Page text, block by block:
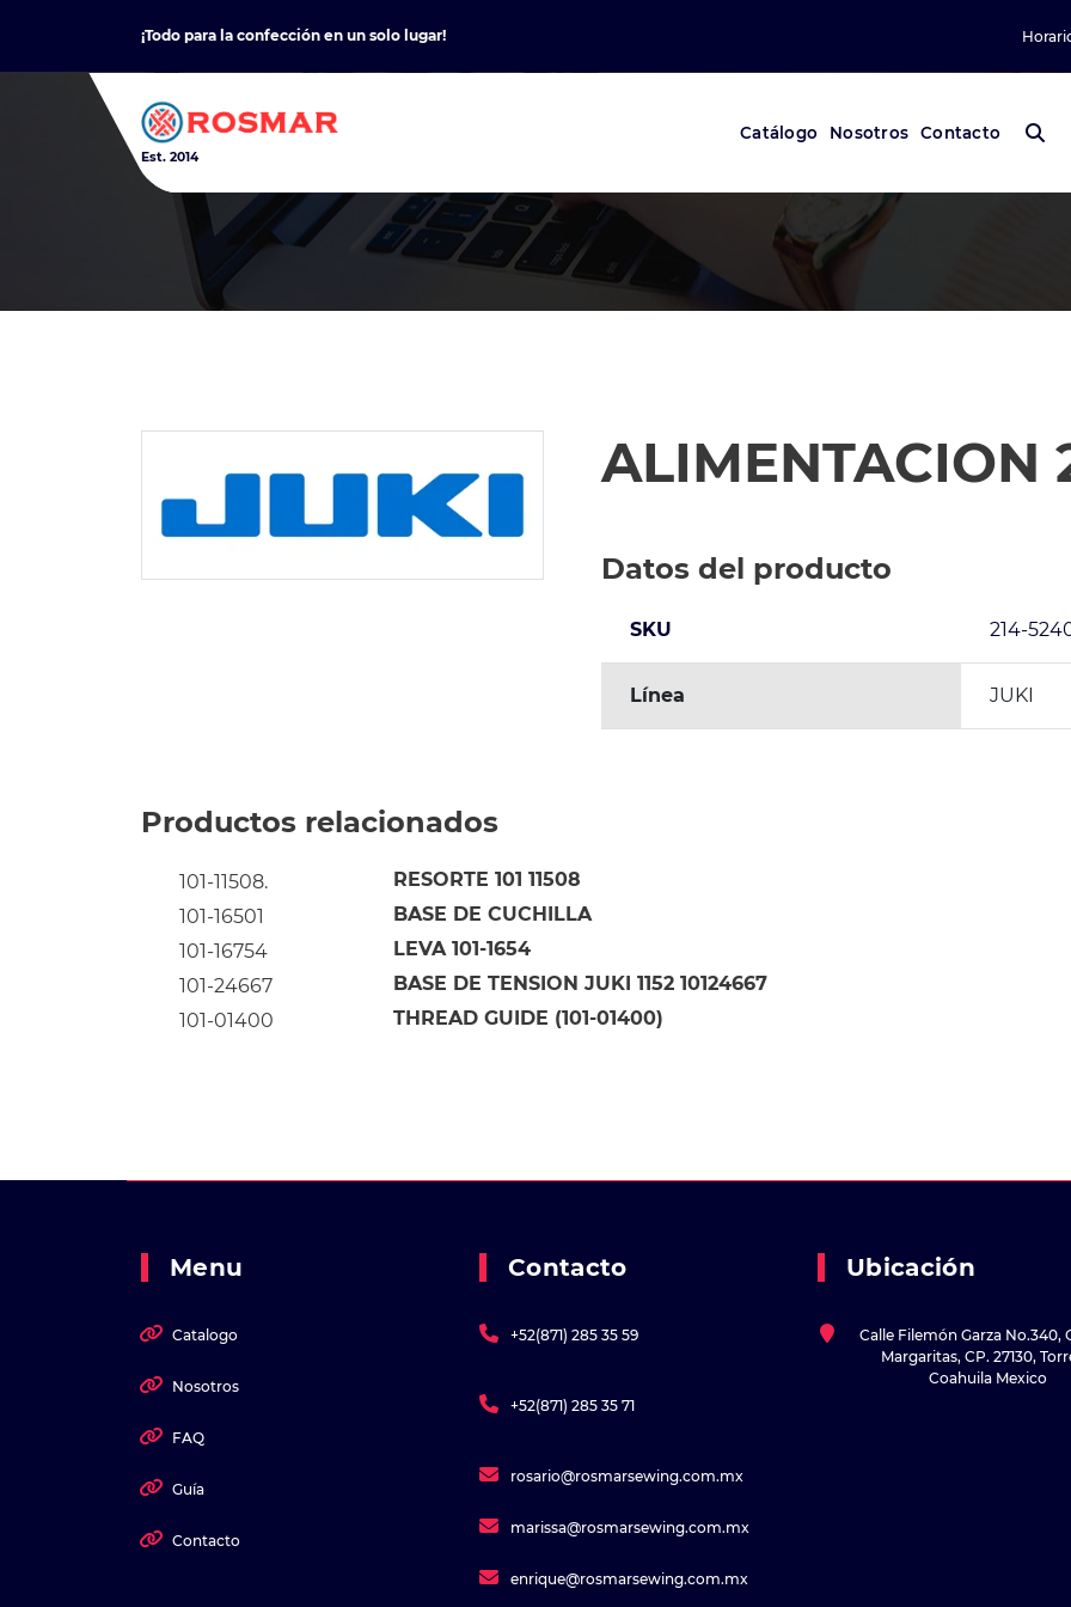
content
¡Todo para la confección en un solo lugar!
Est. 2014
Catálogo Nosotros Contacto
ALIMENTACION
Datos del producto
SKU 214-
Línea JUKI
Productos relacionados
101-11508. RESORTE 101 11508
101-16501
BASE DE CUCHILLA
101-16754
LEVA 101-1654
101-24667
BASE DE TENSION JUKI 1152 10124667
101-01400
THREAD GUIDE (101-01400)
Menu
Catalogo
Nosotros
FAQ
Guía
Contacto
Contacto
+52(871) 285 35 59
+52(871) 285 35 71
rosario@rosmarsewing.com.mx
marissa@rosmarsewing.com.mx
enrique@rosmarsewing.com.mx
Ubicación
Calle Filemón Garza No.340,
Margaritas, CP. 27130,
Coahuila Mexico